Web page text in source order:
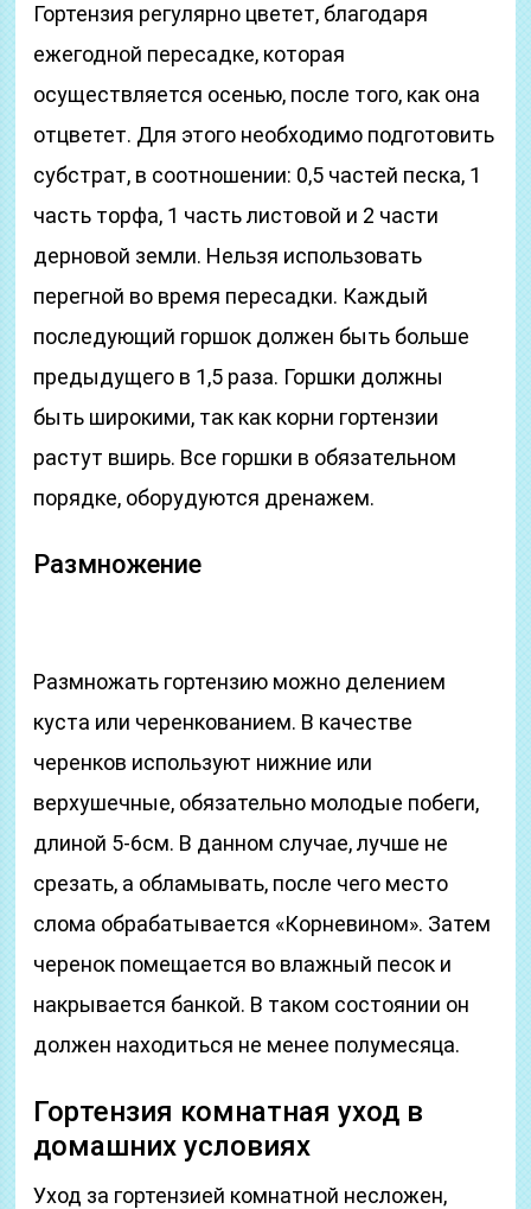
Гортензия регулярно цветет, благодаря
ежегодной пересадке, которая
осуществляется осенью, после того, как она
отцветет. Для этого необходимо подготовить
субстрат, в соотношении: 0,5 частей песка, 1
часть торфа, 1 часть листовой и 2 части
дерновой земли. Нельзя использовать
перегной во время пересадки. Каждый
последующий горшок должен быть больше
предыдущего в 1,5 раза. Горшки должны
быть широкими, так как корни гортензии
растут вширь. Все горшки в обязательном
порядке, оборудуются дренажем.
Размножение
Размножать гортензию можно делением
куста или черенкованием. В качестве
черенков используют нижние или
верхушечные, обязательно молодые побеги,
длиной 5-6см. В данном случае, лучше не
срезать, а обламывать, после чего место
слома обрабатывается «Корневином». Затем
черенок помещается во влажный песок и
накрывается банкой. В таком состоянии он
должен находиться не менее полумесяца.
Гортензия комнатная уход в
домашних условиях
Уход за гортензией комнатной несложен,